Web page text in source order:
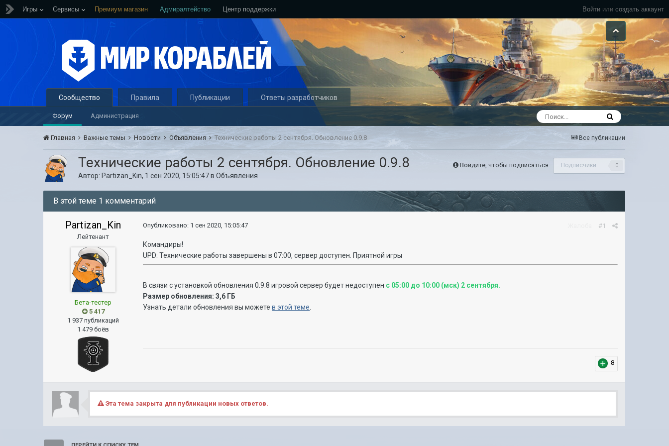
Войти или создать аккаунт
Игры Сервисы Премиум магазин Адмиралтейство Центр поддержки
Сообщество
Форум Администрация
Правила Публикации Ответы разработчиков
Все публикации
Главная Важные темы Новости Объявления Технические работы 2 сентября. Обновление 0.9.8
Войдите, чтобы подписаться Подписчики 0
Технические работы 2 сентября. Обновление 0.9.8
Автор: Partizan_Kin, 1 сен 2020, 15:05:47вОбъявления
В этой теме 1 комментарий
Partizan_Kin
Лейтенант
Бета-тестер
5 417
1 937 публикаций
1 479 боёв
#1
Опубликовано: 1 сен 2020, 15:05:47
Командиры!
UPD: Технические работы завершены в 07:00, сервер доступен. Приятной игры
В связи с установкой обновления 0 .9.8 игровой сервер будет недоступен с 05:00 до 10:00 (мск) 2 сентября.
Размер обновления: 3,6 ГБ
Узнать детали обновления вы можетев этой теме
8
Эта тема закрыта для публикации новых ответов.